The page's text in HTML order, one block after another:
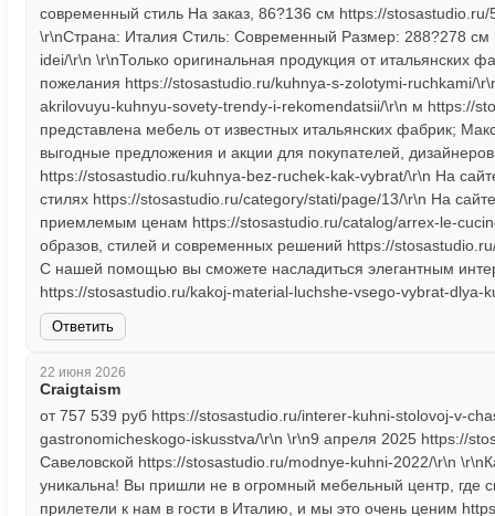
современный стиль На заказ, 86?136 см https://
\r\nСтрана: Италия Стиль: Современный Размер: 288?278
idei/\r\n \r\nТолько оригинальная продукция от
пожелания https://stosastudio.ru/kuhnya-s-zolotymi-ruchkami/
akrilovuyu-kuhnyu-sovety-trendy-i-rekomendatsii/\r\n м https://
представлена мебель от известных итальянских фабрик;
выгодные предложения и акции для покупателей,
https://stosastudio.ru/kuhnya-bez-ruchek-kak-vybrat/\r\n На
стилях https://stosastudio.ru/category/stati/page/13/\r\n На
приемлемым ценам https://stosastudio.ru/catalog/arrex-le-
образов, стилей и современных решений https://
С нашей помощью вы сможете насладиться элегантным
https://stosastudio.ru/kakoj-material-luchshe-vsego-vybrat-dlya-
Ответить
22 июня 2026
Craigtaism
от 757 539 руб https://stosastudio.ru/interer-kuhni-stolovoj-v-
gastronomicheskogo-iskusstva/\r\n \r\n9 апреля 2025 https://
Савеловской https://stosastudio.ru/modnye-kuhni-2022/\r\n
уникальна! Вы пришли не в огромный мебельный центр, где
прилетели к нам в гости в Италию, и мы это очень ценим